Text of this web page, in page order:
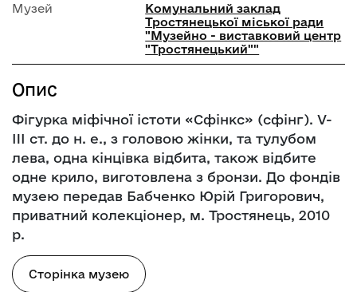
Музей
Комунальний заклад
Тростянецької міської ради
"Музейно - виставковий центр
"Тростянецький""
Опис
Фігурка міфічної істоти «Сфінкс» (сфінг). V-
III ст. до н. е., з головою жінки, та тулубом
лева, одна кінцівка відбита, також відбите
одне крило, виготовлена з бронзи. До фондів
музею передав Бабченко Юрій Григорович,
приватний колекціонер, м. Тростянець, 2010
р.
Сторінка музею